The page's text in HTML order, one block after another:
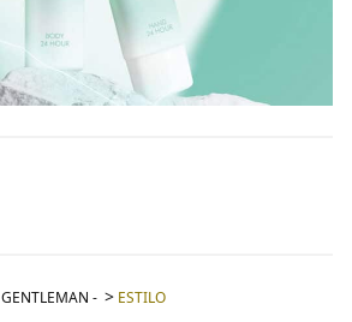
GENTLEMAN - ESTILO